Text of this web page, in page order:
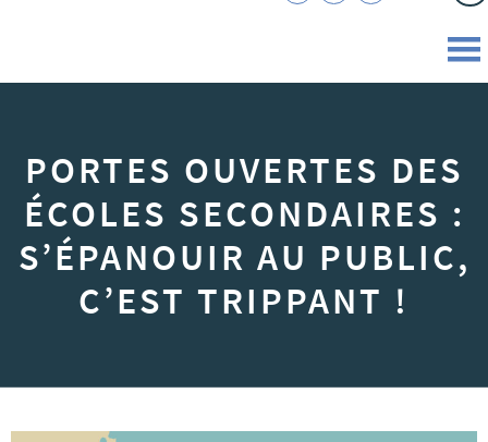
PORTES OUVERTES DES
ÉCOLES SECONDAIRES :
S’ÉPANOUIR AU PUBLIC,
C’EST TRIPPANT !